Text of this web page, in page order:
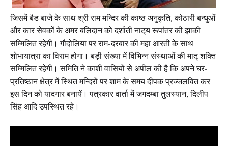
जिसमें बैड बाजे के साथ श्री राम मन्दिर की काष्ठ अनुकृति, कोठारी बन्धुओं
और कार सेवकों के अमर बलिदान को दर्शाती नाट्‌य रूपांतर की झाकी
सम्मिलित रहेगी। गौदोलिया पर राम-दरबार की महा आरती के साथ
शोभायात्रा का विराम होगा। बड़ी संख्या में विभिन्न संस्थाओं की मातृ शक्ति
सम्मिलित रहेगी। समिति ने काशी वासियों से अपील की है कि अपने घर-
प्रतिष्ठान क्षेत्र में स्थित मन्दिरों पर शाम के समय दीपक प्रज्जलवित कर
इस दिन को यादगार बनायें। पत्रकार वार्ता में जगदम्बा तुलस्यान, दिलीप
सिंह आदि उपस्थित रहे।